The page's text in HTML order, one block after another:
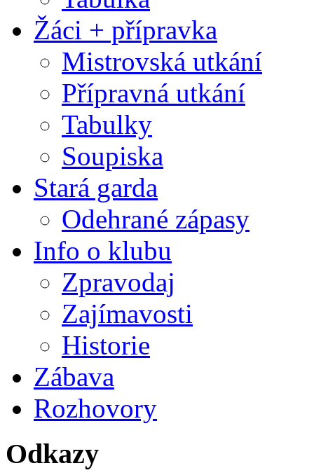
Žáci + přípravka
Mistrovská utkání
Přípravná utkání
Tabulky
Soupiska
Stará garda
Odehrané zápasy
Info o klubu
Zpravodaj
Zajímavosti
Historie
Zábava
Rozhovory
Odkazy